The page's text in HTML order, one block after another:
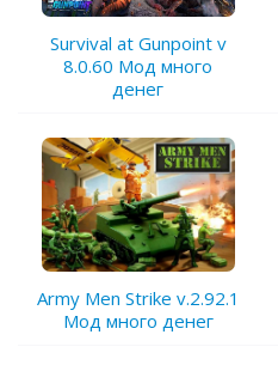
Survival at Gunpoint v
8.0.60 Мод много
денег
Army Men Strike v.2.92.1
Мод много денег